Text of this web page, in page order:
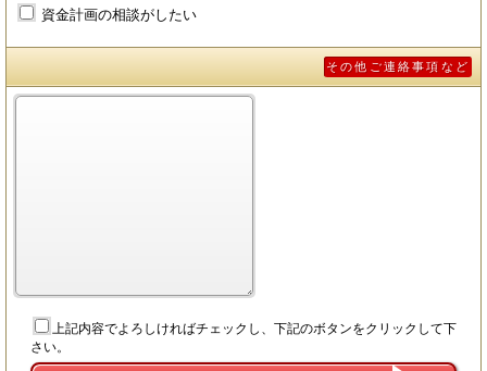
資金計画の相談がしたい
その他ご連絡事項など
上記内容でよろしければチェックし、下記のボタンをクリックして下
さい。